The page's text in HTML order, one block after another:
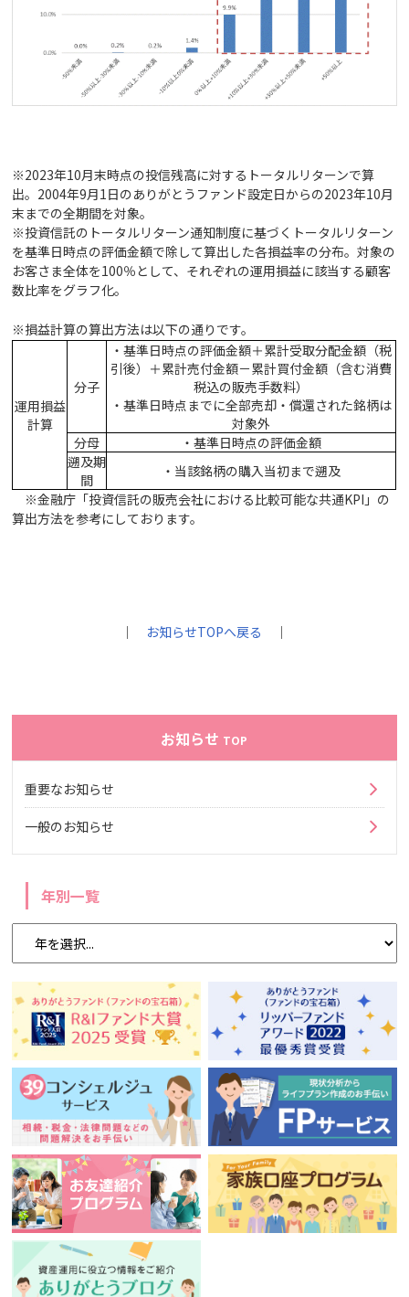
※2023年10月末時点の投信残高に対するトータルリターンで算
出。2004年9月1日のありがとうファンド設定日からの2023年10月
末までの全期間を対象。
※投資信託のトータルリターン通知制度に基づくトータルリターン
を基準日時点の評価金額で除して算出した各損益率の分布。対象の
お客さま全体を100％として、それぞれの運用損益に該当する顧客
数比率をグラフ化。
※損益計算の算出方法は以下の通りです。
運用損益
計算
分子
・基準日時点の評価金額＋累計受取分配金額（税
引後）＋累計売付金額－累計買付金額（含む消費
税込の販売手数料）
・基準日時点までに全部売却・償還された銘柄は
対象外
分母
・基準日時点の評価金額
遡及期
間
・当該銘柄の購入当初まで遡及
※金融庁「投資信託の販売会社における比較可能な共通KPI」の
算出方法を参考にしております。
｜ お知らせTOPへ戻る ｜
お知らせ TOP
重要なお知らせ
一般のお知らせ
年別一覧